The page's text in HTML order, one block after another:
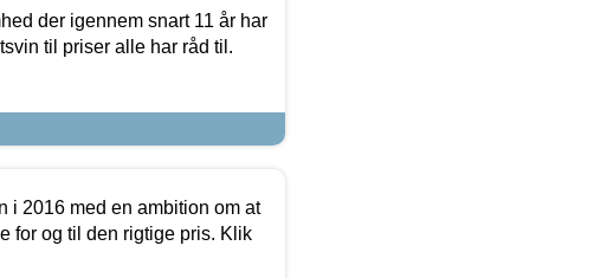
der igennem snart 11 år har
til priser alle har råd til.
i 2016 med en ambition om at
for og til den rigtige pris. Klik